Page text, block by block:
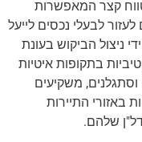
קצר המאפשרות
לבעלי נכסים לייעל
ניצול הביקוש בעונת
בתקופות איטיות
וסתגלנים, משקיעים
באזורי התיירות
שלהם.